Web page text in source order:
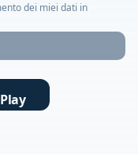
dei miei dati in